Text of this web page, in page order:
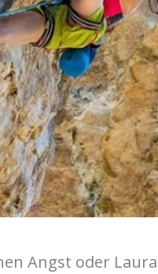
Angst oder